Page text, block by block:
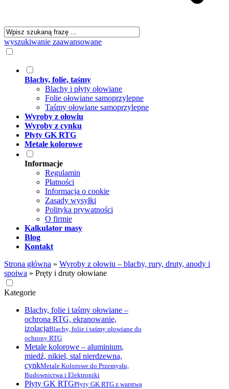
wyszukiwanie zaawansowane
Blachy, folie, taśmy
Blachy i płyty ołowiane
Folie ołowiane samoprzylepne
Taśmy ołowiane samoprzylepne
Wyroby z ołowiu
Wyroby z cynku
Płyty GK RTG
Metale kolorowe
Informacje
Regulamin
Płatności
Informacja o cookie
Zasady wysyłki
Polityka prywatności
O firmie
Kalkulator masy
Blog
Kontakt
Strona główna » Wyroby z ołowiu – blachy, rury, druty, anody i
spoiwa » Pręty i druty ołowiane
Kategorie
Blachy, folie i taśmy ołowiane –
ochrona RTG, ekranowanie,
izolacjaBlachy, folie i taśmy ołowiane do
ochrony RTG
Metale kolorowe – aluminium,
miedź, nikiel, stal nierdzewna,
cynkMetale Kolorowe do Przemysłu,
Budownictwa i Elektroniki
Płyty GK RTGPłyty GK RTG z warstwą